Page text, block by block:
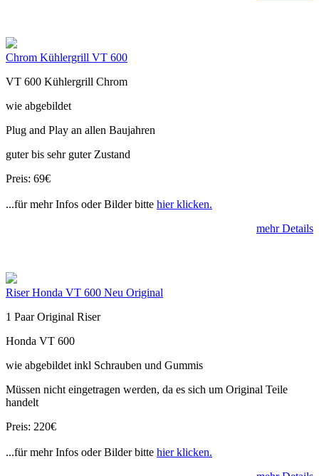
Chrom Kühlergrill VT 600
VT 600 Kühlergrill Chrom
wie abgebildet
Plug and Play an allen Baujahren
guter bis sehr guter Zustand
Preis: 69€
...für mehr Infos oder Bilder bitte hier klicken.
mehr Details
Riser Honda VT 600 Neu Original
1 Paar Original Riser
Honda VT 600
wie abgebildet inkl Schrauben und Gummis
Müssen nicht eingetragen werden, da es sich um Original Teile
handelt
Preis: 220€
...für mehr Infos oder Bilder bitte hier klicken.